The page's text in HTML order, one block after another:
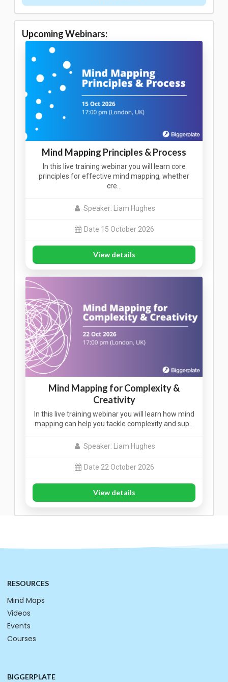
Upcoming Webinars:
Mind Mapping Principles & Process
In this live training webinar you will learn core
principles for effective mind mapping, whether
cre…
Speaker: Liam Hughes
Date 15 October 2026
View details
Mind Mapping for Complexity &
Creativity
In this live training webinar you will learn how mind
mapping can help you tackle complexity and sup…
Speaker: Liam Hughes
Date 22 October 2026
View details
RESOURCES
Mind Maps
Videos
Events
Courses
BIGGERPLATE